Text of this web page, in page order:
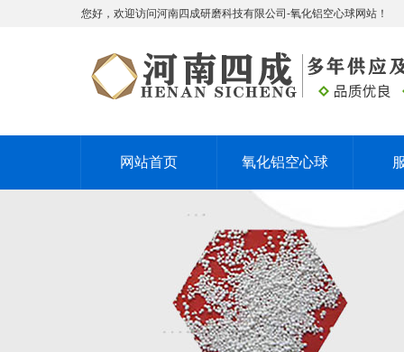
您好，欢迎访问河南四成研磨科技有限公司-氧化铝空心球网站！
网站首页 氧化铝空心球